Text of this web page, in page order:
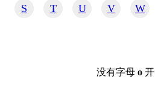
S T U V W
没有字母 o